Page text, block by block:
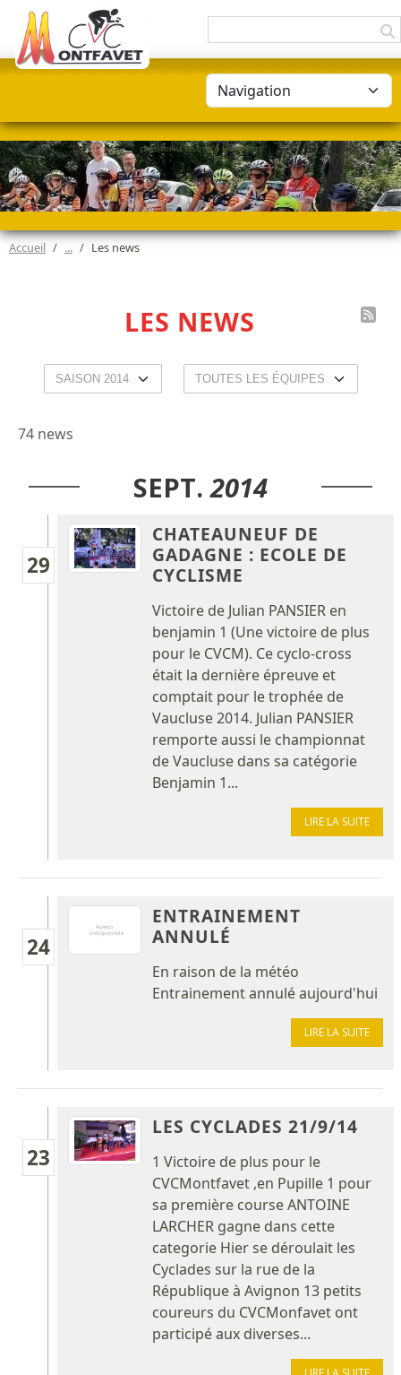
CHRISTOPHE VÉLO CLUB MONTFAVET
Accueil Les news
LES NEWS
74 news
SEPT. 2014
29
CHATEAUNEUF DE
GADAGNE : ECOLE DE
CYCLISME
Victoire de Julian PANSIER en
benjamin 1 (Une victoire de plus
pour le CVCM). Ce cyclo-cross
était la dernière épreuve et
comptait pour le trophée de
Vaucluse 2014. Julian PANSIER
remporte aussi le championnat
de Vaucluse dans sa catégorie
Benjamin 1...
LIRE LA SUITE
24
ENTRAINEMENT
ANNULÉ
En raison de la météo
Entrainement annulé aujourd'hui
LIRE LA SUITE
23
LES CYCLADES 21/9/14
1 Victoire de plus pour le
CVCMontfavet ,en Pupille 1 pour
sa première course ANTOINE
LARCHER gagne dans cette
categorie Hier se déroulait les
Cyclades sur la rue de la
République à Avignon 13 petits
coureurs du CVCMonfavet ont
participé aux diverses...
Panneau de gestion des cookies